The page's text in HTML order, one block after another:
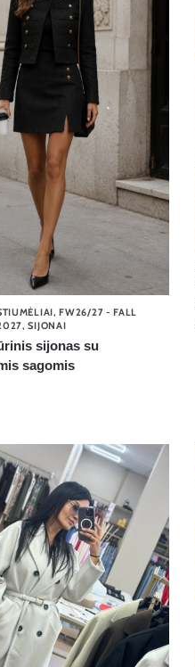
,FW26/27 - FALL
,SIJONAI
sijonas su
sagomis